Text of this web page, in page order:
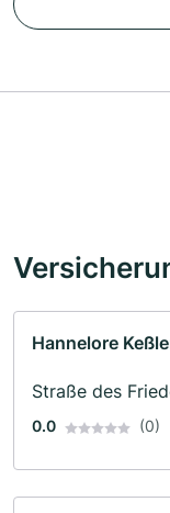
Hannelore
Straße des
0.0 (0)